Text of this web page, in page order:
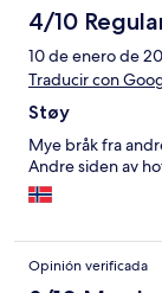
4/10
10 de enero de
Traducir con
Støy
Mye bråk fra
Andre siden av
Opinión verificada